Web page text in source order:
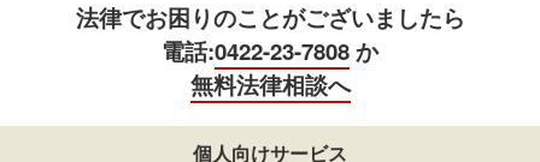
法律でお困りのことがございましたら
電話:0422-23-7808か
無料法律相談へ
個人向けサービス